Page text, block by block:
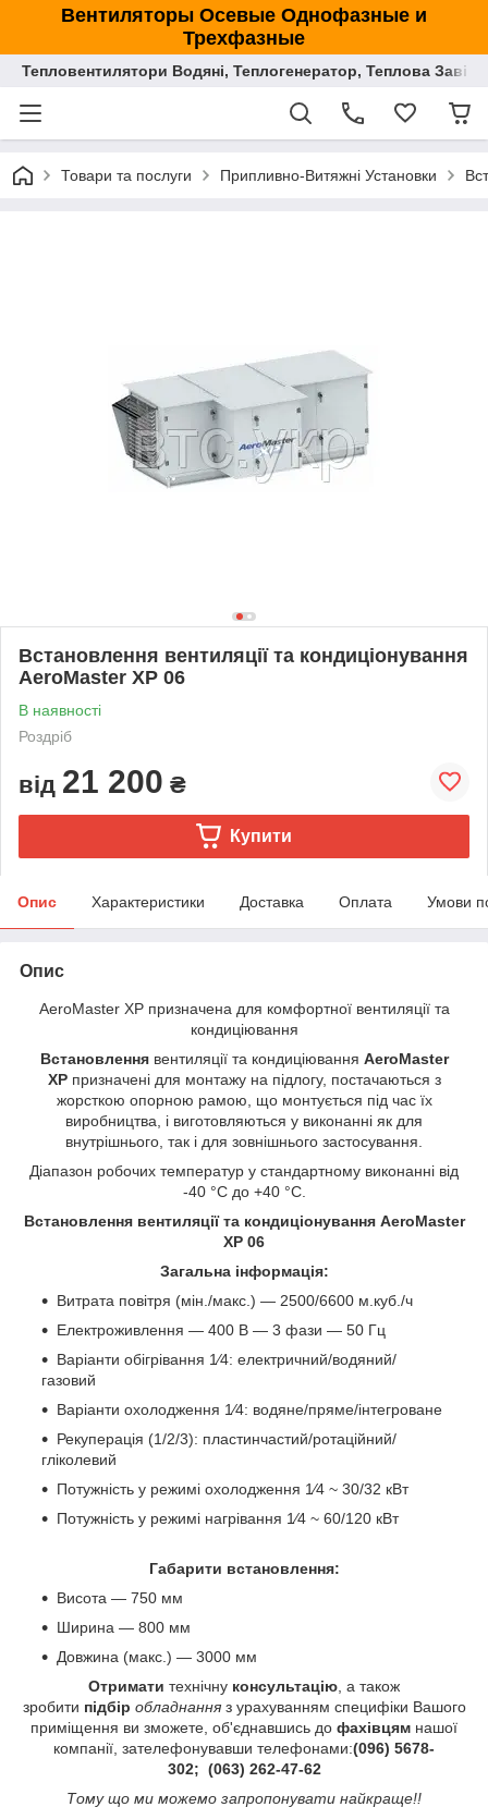
Вентиляторы Осевые Однофазные и
Трехфазные
Тепловентилятори Водяні, Теплогенератор, Теплова
Товари та послуги Припливно-Витяжні Установки
Встановлення вентиляції та кондиціонування
AeroMaster XP 06
В наявності
Роздріб
від 21 200 ₴
Купити
Опис Характеристики Доставка Оплата Умови
Опис
AeroMaster XP призначена для комфортної вентиляції та
кондиціювання
Встановленнявентиляції та кондиціювання AeroMaster
XPпризначені для монтажу на підлогу, постачаються з
жорсткою опорною рамою, що монтується під час їх
виробництва, і виготовляються у виконанні як для
внутрішнього, так і для зовнішнього застосування.
Діапазон робочих температур у стандартному виконанні від
-40 °C до +40 °C.
Встановлення вентиляції та кондиціонування AeroMaster
XP 06
Загальна інформація:
Витрата повітря (мін./макс.) — 2500/6600 м.куб./ч
Електроживлення — 400 В — 3 фази — 50 Гц
Варіанти обігрівання 1⁄4: електричний/водяний/
газовий
Варіанти охолодження 1⁄4: водяне/пряме/інтегроване
Рекуперація (1/2/3): пластинчастий/ротаційний/
гліколевий
Потужність у режимі охолодження 1⁄4 ~ 30/32 кВт
Потужність у режимі нагрівання 1⁄4 ~ 60/120 кВт
Габарити встановлення:
Висота — 750 мм
Ширина — 800 мм
Довжина (макс.) — 3000 мм
Отримати технічну консультацію , а також
зробити підбір обладнанняз урахуванням специфіки Вашого
приміщення ви зможете, об'єднавшись до фахівцям нашої
компанії, зателефонувавши телефонами:(096) 5678-
302; (063) 262-47-62
Тому що ми можемо запропонувати найкраще!!